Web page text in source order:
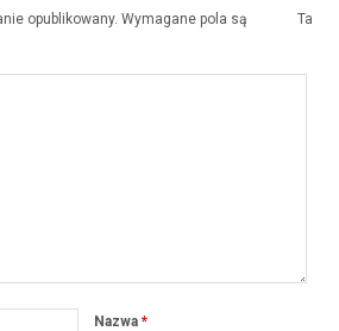
opublikowany. Wymagane pola są
Nazwa*
Ta